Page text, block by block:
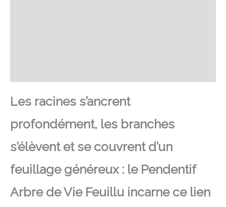
Les racines s’ancrent
profondément, les branches
s’élèvent et se couvrent d’un
feuillage généreux : le Pendentif
Arbre de Vie Feuillu incarne ce lien